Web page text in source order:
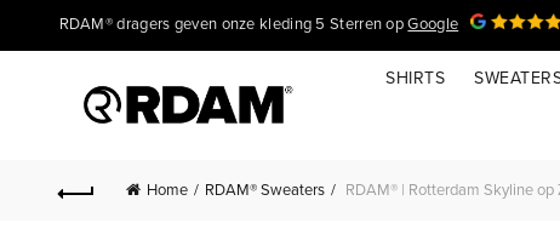
RDAM® dragers geven onze kleding 5 Sterren opGoogle
SHIRTS
Home RDAM® Sweaters RDAM® | Rotterdam Skyline